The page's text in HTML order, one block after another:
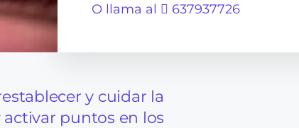
O llama al 637937726
y cuidar la
puntos en los